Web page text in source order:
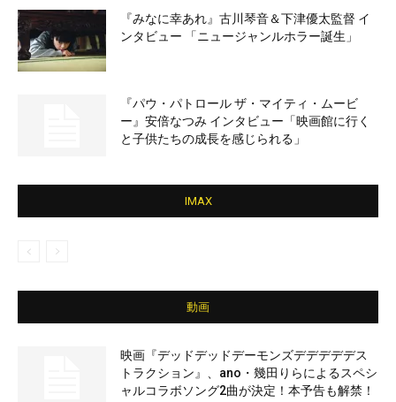
『みなに幸あれ』古川琴音＆下津優太監督 イ
ンタビュー 「ニュージャンルホラー誕生」
『パウ・パトロール ザ・マイティ・ムービ
ー』安倍なつみ インタビュー「映画館に行く
と子供たちの成長を感じられる」
IMAX
動画
映画『デッドデッドデーモンズデデデデデス
トラクション』、ano・幾田りらによるスペシ
ャルコラボソング2曲が決定！本予告も解禁！